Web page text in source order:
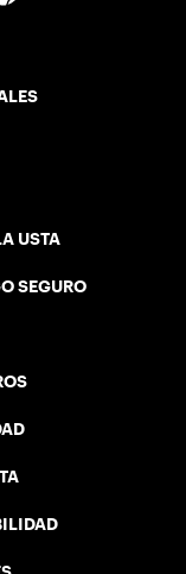
USTA
SEGURO